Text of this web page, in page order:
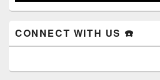
CONNECT WITH US ☎️